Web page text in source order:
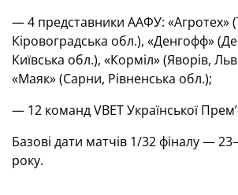
— 4 представники ААФУ: «Агротех»
Кіровоградська обл.), «Денгофф»
Київська обл.), «Корміл» (Яворів,
«Маяк» (Сарни, Рівненська обл.);
— 12 команд VBET Української
Базові дати матчів 1/32 фіналу —
року.